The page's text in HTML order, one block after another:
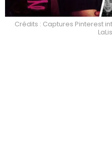
Crédits : Captures Pinterest